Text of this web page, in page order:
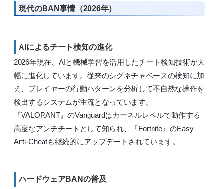
現代のBAN事情（2026年）
AIによるチート検知の進化
2026年現在、AIと機械学習を活用したチート検知技術が大
幅に進化しています。従来のシグネチャベースの検知に加
え、プレイヤーの行動パターンを分析して不自然な操作を
検出するシステムが主流となっています。
『VALORANT』のVanguardはカーネルレベルで動作する
高度なアンチチートとして知られ、『Fortnite』のEasy
Anti-Cheatも継続的にアップデートされています。
ハードウェアBANの普及